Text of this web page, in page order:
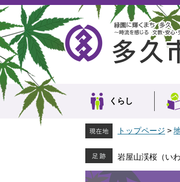
ペ
ー
ジ
の
先
頭
で
す。
メ
ニ
ュ
ー
を
飛
ば
し
て
本
くらし
トップページ >
岩屋山渓桜（い
本